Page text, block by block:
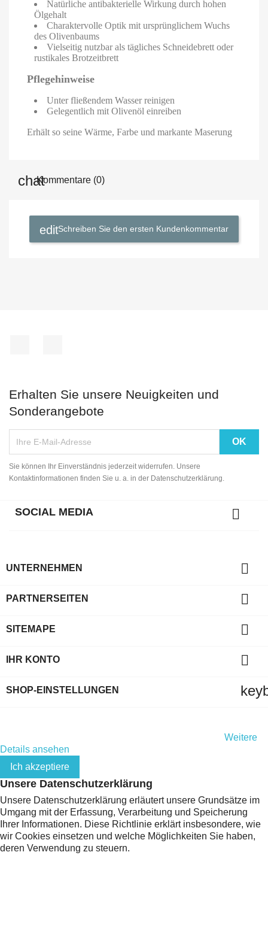
Natürliche antibakterielle Wirkung durch hohen
Ölgehalt
Charaktervolle Optik mit ursprünglichem Wuchs
des Olivenbaums
Vielseitig nutzbar als tägliches Schneidebrett oder
rustikales Brotzeitbrett
Pflegehinweise
Unter fließendem Wasser reinigen
Gelegentlich mit Olivenöl einreiben
Erhält so seine Wärme, Farbe und markante Maserung
Kommentare (0)
Schreiben Sie den ersten Kundenkommentar
Erhalten Sie unsere Neuigkeiten und
Sonderangebote
Sie können Ihr Einverständnis jederzeit widerrufen. Unsere
Kontaktinformationen finden Sie u. a. in der Datenschutzerklärung.
SOCIAL MEDIA 
UNTERNEHMEN 
PARTNERSEITEN 
SITEMAPE 
IHR KONTO 
SHOP-EINSTELLUNGEN
Weitere
Details ansehen
Ich akzeptiere
Unsere Datenschutzerklärung
Unsere Datenschutzerklärung erläutert unsere Grundsätze im
Umgang mit der Erfassung, Verarbeitung und Speicherung
Ihrer Informationen. Diese Richtlinie erklärt insbesondere, wie
wir Cookies einsetzen und welche Möglichkeiten Sie haben,
deren Verwendung zu steuern.